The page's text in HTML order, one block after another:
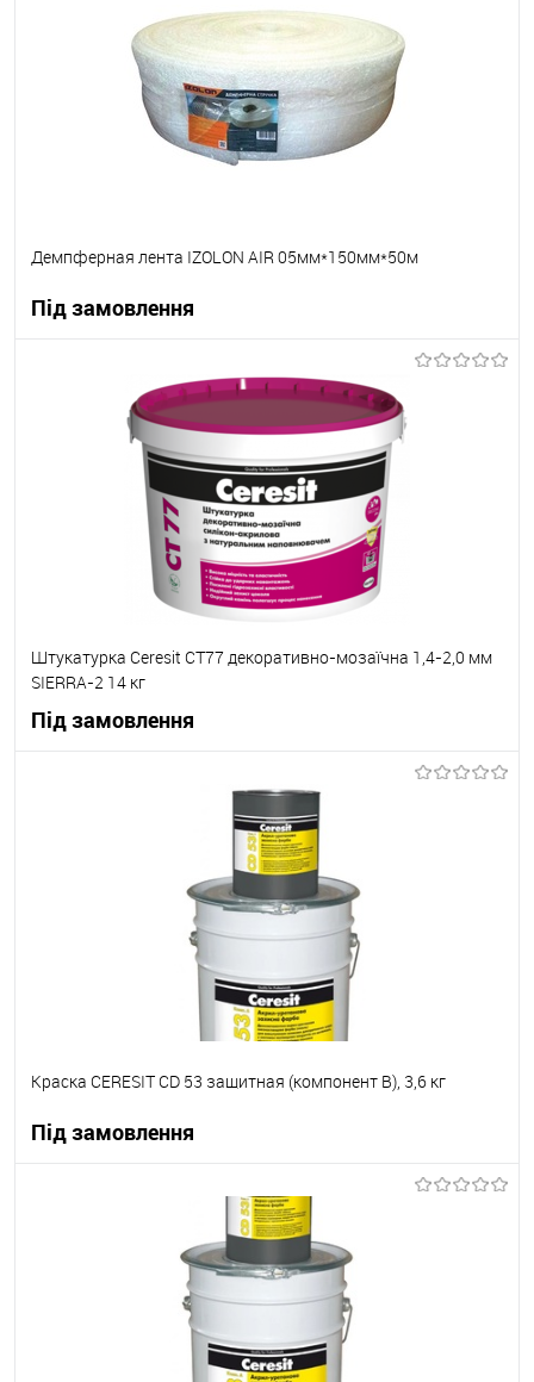
Під замовлення
Демпферная лента IZOLON AIR 05мм*150мм*50м
Під замовлення
В корзину
Під замовлення
Штукатурка Ceresit CT77 декоративно-мозаїчна 1,4-2,0 мм
SIERRA-2 14 кг
Під замовлення
В корзину
Краска CERESIT CD 53 защитная (компонент B), 3,6 кг
Під замовлення
В корзину
Під замовлення